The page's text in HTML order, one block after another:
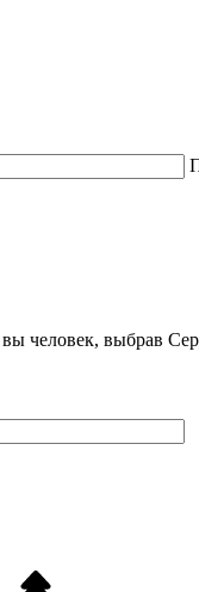
человек, выбрав